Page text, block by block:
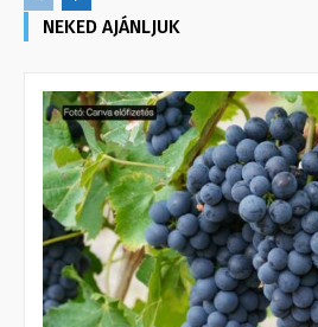
NEKED AJÁNLJUK